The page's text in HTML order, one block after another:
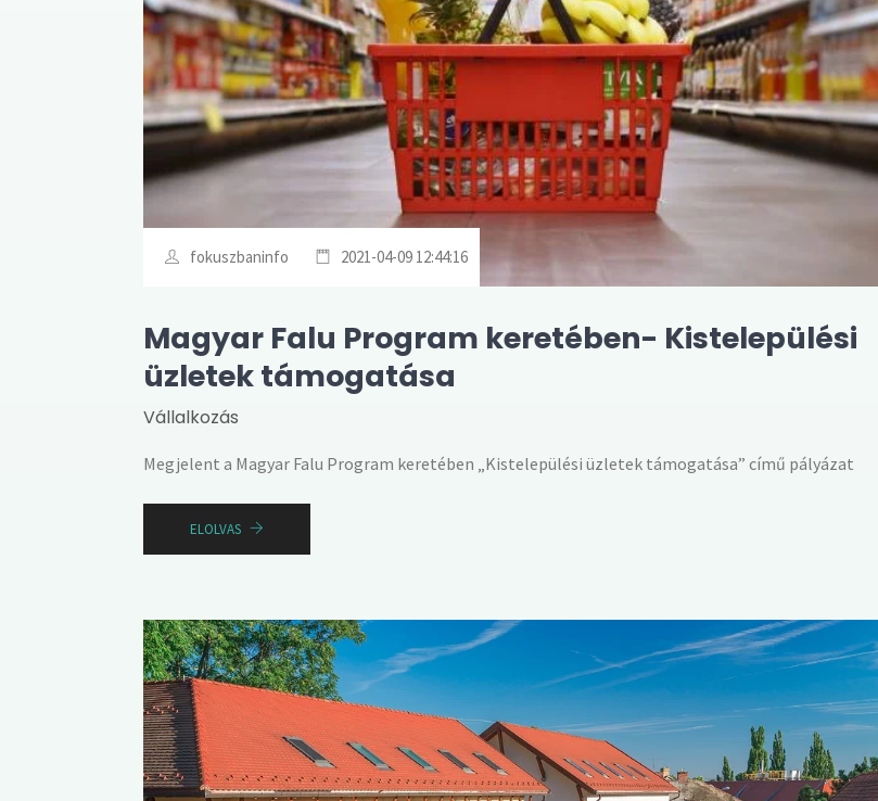
fokuszbaninfo 2021-04-09 12:44:16
Magyar Falu Program keretében- Kistelepülési
üzletek támogatása
Vállalkozás
Megjelent a Magyar Falu Program keretében „Kistelepülési üzletek támogatása” című pályázat
ELOLVAS